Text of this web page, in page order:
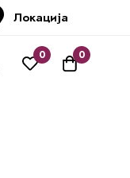
Локација
0 0